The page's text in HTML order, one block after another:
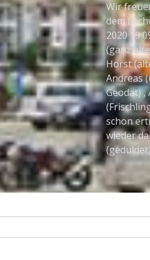
Wir
dem
2020
(ganz
Horst
Andreas
Geodät) ,
schon
wieder